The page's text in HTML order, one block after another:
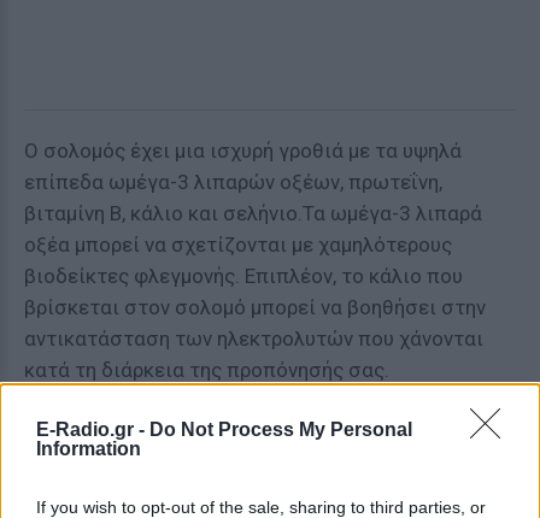
E-Radio.gr - Do Not Process My Personal
Information
If you wish to opt-out of the sale, sharing to third parties, or
Ο σολομός έχει μια ισχυρή γροθιά με τα υψηλά
επίπεδα ωμέγα-3 λιπαρών οξέων, πρωτεΐνη,
βιταμίνη Β, κάλιο και σελήνιο.Τα ωμέγα-3 λιπαρά
οξέα μπορεί να σχετίζονται με χαμηλότερους
βιοδείκτες φλεγμονής. Επιπλέον, το κάλιο που
βρίσκεται στον σολομό μπορεί να βοηθήσει στην
αντικατάσταση των ηλεκτρολυτών που χάνονται
κατά τη διάρκεια της προπόνησής σας.
Αυγά
από θρεπτικά συστατικά, καθιστώντας τα μια